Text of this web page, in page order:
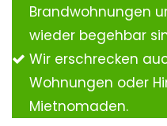
Brandwohnungen
wieder begehbar
Wir erschrecken
Wohnungen oder
Mietnomaden.